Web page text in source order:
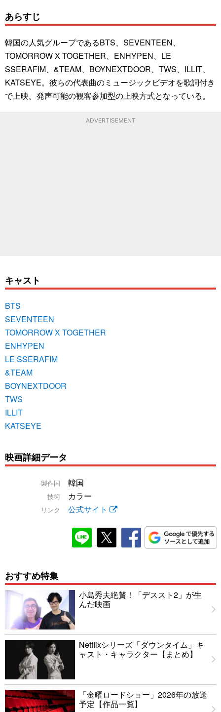
あらすじ
韓国の人気グループであるBTS、SEVENTEEN、
TOMORROW X TOGETHER、ENHYPEN、LE
SSERAFIM、&TEAM、BOYNEXTDOOR、TWS、ILLIT、
KATSEYE。彼らの代表曲のミュージックビデオを歌詞付き
で上映。発声可能の観客参加型の上映方式となっている。
ADVERTISEMENT
キャスト
BTS
SEVENTEEN
TOMORROW X TOGETHER
ENHYPEN
LE SSERAFIM
&TEAM
BOYNEXTDOOR
TWS
ILLIT
KATSEYE
映画詳細データ
製作国 韓国
技術 カラー
リンク 公式サイト
おすすめ特集
小島秀夫絶賛！「デススト2」が生
んだ映画
Netflixシリーズ「ダウンタイム」キ
ャスト・キャラクター【まとめ】
「金曜ロードショー」2026年の放送
予定【作品一覧】